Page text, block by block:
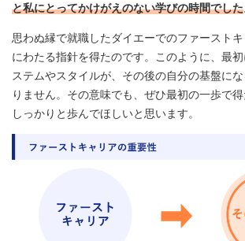
と私にとってかけがえのない学びの時間でした
思わぬ縁で就職したダイエーでのファースト
にわたる指針を得たのです。このように、最
ステムやスタイルが、その後の自分の基盤に
りません。その意味でも、ぜひ最初の一歩で得
しっかりと歩んでほしいと思います。